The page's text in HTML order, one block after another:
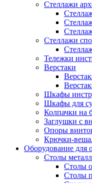
Стеллажи
Стеллажи
Тележки
Верстаки
Шкафы
Шкафы для
Колпачки на
Заглушки с
Опоры
Крючки-
Оборудование для
Столы
Столы
Столы